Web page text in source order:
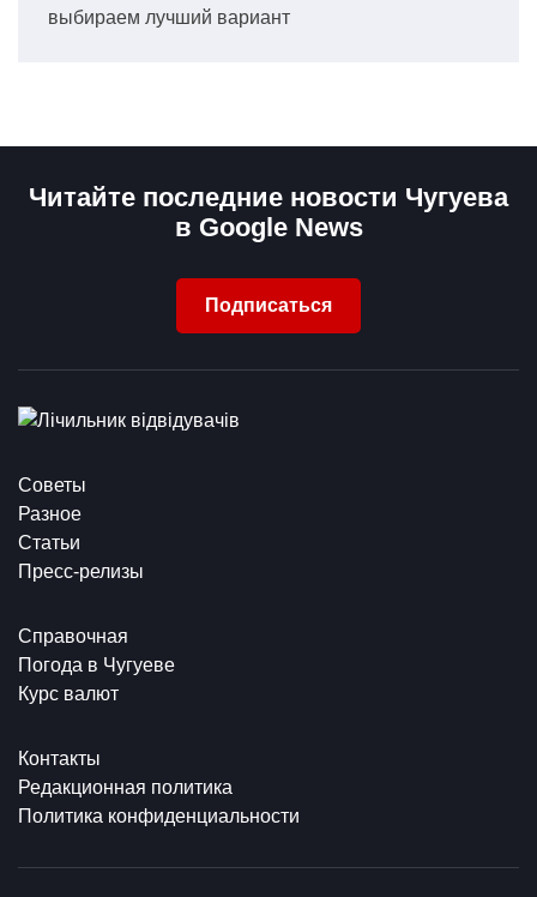
выбираем лучший вариант
Читайте последние новости Чугуева
в Google News
Подписаться
Советы
Разное
Статьи
Пресс-релизы
Справочная
Погода в Чугуеве
Курс валют
Контакты
Редакционная политика
Политика конфиденциальности